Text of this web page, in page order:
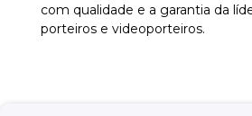
com qualidade e a garantia da
porteiros e videoporteiros.